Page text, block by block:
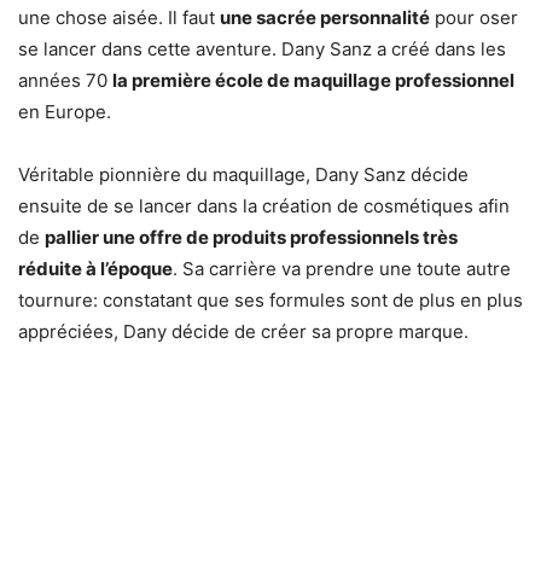
une chose aisée. Il faut une sacrée personnalité pour oser
se lancer dans cette aventure. Dany Sanz a créé dans les
années 70 la première école de maquillage professionnel
en Europe.
Véritable pionnière du maquillage, Dany Sanz décide
ensuite de se lancer dans la création de cosmétiques afin
de pallier une offre de produits professionnels très
réduite à l’époque. Sa carrière va prendre une toute autre
tournure: constatant que ses formules sont de plus en plus
appréciées, Dany décide de créer sa propre marque.